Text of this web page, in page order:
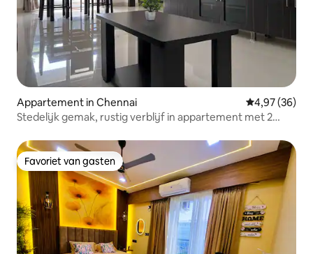
Appartement in Chennai Gemiddelde
4,97 (36)
Stedelijk gemak, rustig verblijf in appartement met 2
Favoriet van gasten
Favoriet van gasten